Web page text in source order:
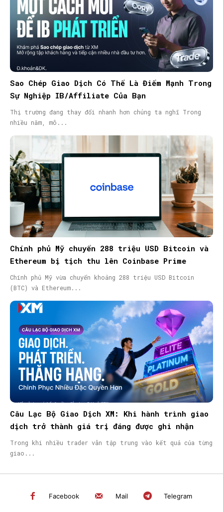
Sao Chép Giao Dịch Có Thể Là Điểm Mạnh Trong
Sự Nghiệp IB/Affiliate Của Bạn
Thị trường đang thay đổi nhanh hơn chúng ta nghĩ Trong
nhiều năm, mô...
Chính phủ Mỹ chuyển 288 triệu USD Bitcoin và
Ethereum bị tịch thu lên Coinbase Prime
Chính phủ Mỹ vừa chuyển khoảng 288 triệu USD Bitcoin
(BTC) và Ethereum...
Câu Lạc Bộ Giao Dịch XM: Khi hành trình giao
dịch trở thành giá trị đáng được ghi nhận
Trong khi nhiều trader vẫn tập trung vào kết quả của từng
giao...
Facebook Mail Telegram